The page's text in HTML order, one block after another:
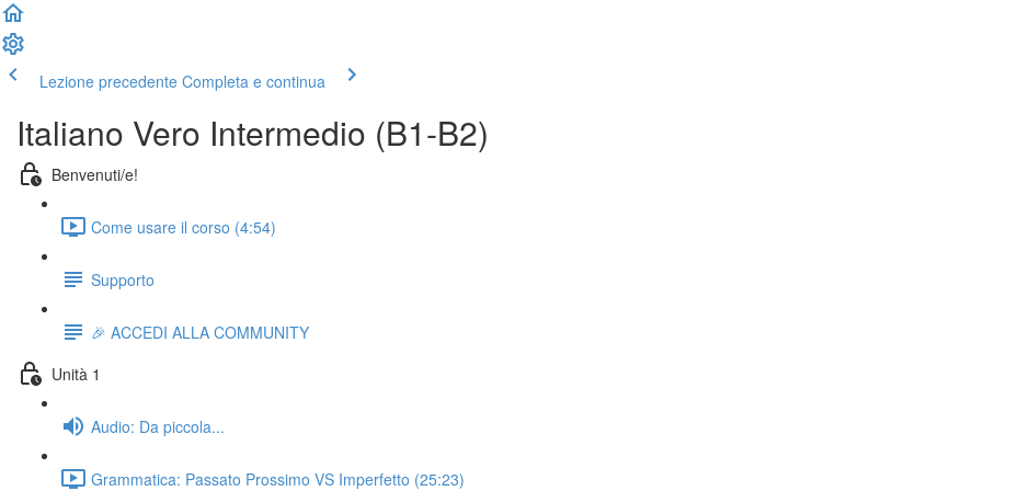
Lezione precedente Completa e continua
Italiano Vero Intermedio (B1-B2)
Benvenuti/e!
Come usare il corso (4:54)
Supporto
🎉 ACCEDI ALLA COMMUNITY
Unità 1
Audio: Da piccola...
Grammatica: Passato Prossimo VS Imperfetto (25:23)